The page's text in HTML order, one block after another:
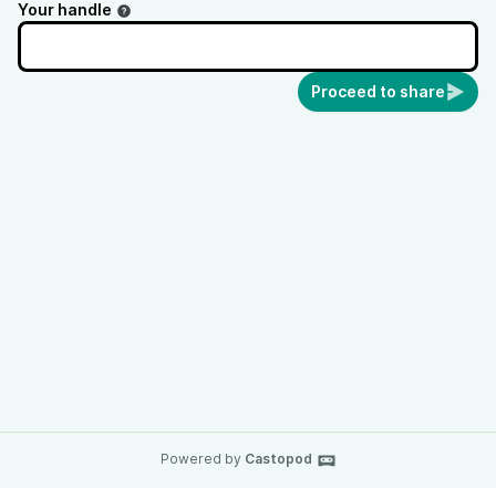
Your handle
Proceed to share
Powered by Castopod